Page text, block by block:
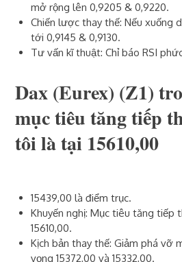
mở rộng lên 0,9205 & 0,9220.
Chiến lược thay thế: Nếu xuống
tới 0,9145 & 0,9130.
Tư vấn kĩ thuật: Chỉ báo RSI
Dax (Eurex) (Z1)‎
mục tiêu tăng tiếp
tôi là tại 15610,00
15439,00 là điểm trục.
Khuyến nghị: Mục tiêu tăng tiếp
15610,00.
Kịch bản thay thế: Giảm phá vỡ
vọng 15372,00 và 15332,00.